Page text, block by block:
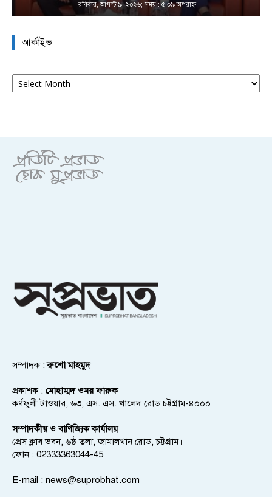
রবিবার, আগস্ট ৯, ২০২৬; সময় : ৫:০৯ অপরাহ্ণ
আর্কাইভ
আর্কাইভ
সম্পাদক :রুশো মাহমুদ
প্রকাশক : মোহাম্মদ ওমর ফারুক
কর্ণফুলী টাওয়ার, ৬৩, এস. এস. খালেদ রোড চট্টগ্রাম-৪০০০
সম্পাদকীয় ও বাণিজ্যিক কার্যালয়
প্রেস ক্লাব ভবন, ৬ষ্ঠ তলা, জামালখান রোড, চট্টগ্রাম।
ফোন : 02333363044-45
E-mail : news@suprobhat.com